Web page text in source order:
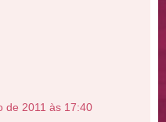
de 2011 às 17:40